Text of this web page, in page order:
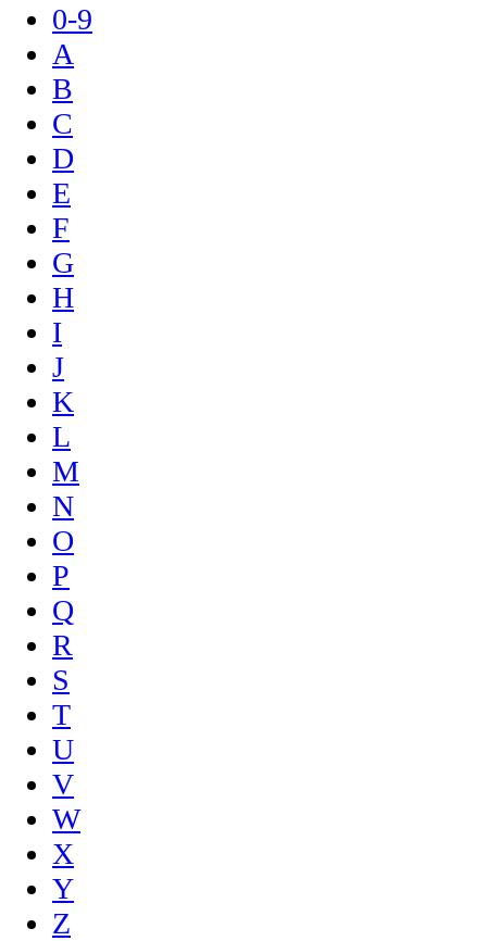
0-9
A
B
C
D
E
F
G
H
I
J
K
L
M
N
O
P
Q
R
S
T
U
V
W
X
Y
Z